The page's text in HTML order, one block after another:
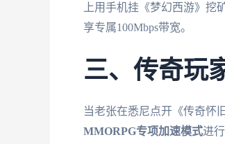
上用手机挂《梦幻西游》挖
享专属100Mbps带宽。
三、传奇玩
当老张在悉尼点开《传奇怀
MMORPG专项加速模式进